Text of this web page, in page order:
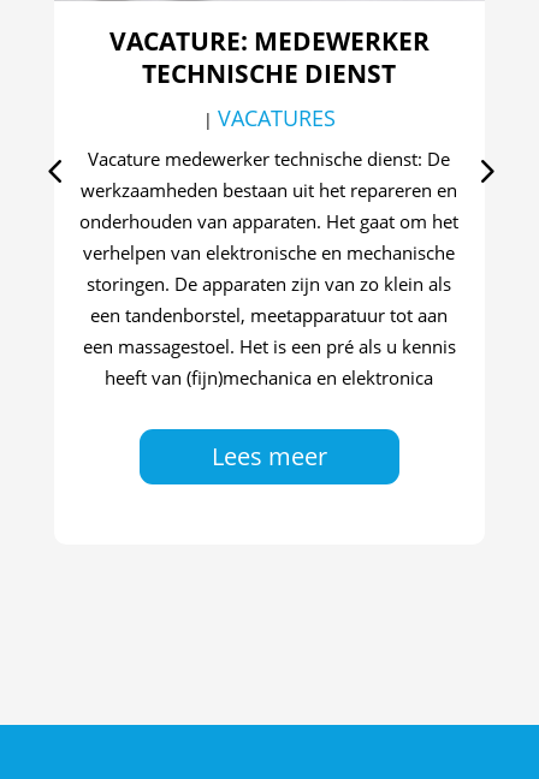
VACATURE: MEDEWERKER
TECHNISCHE DIENST
| VACATURES
Vacature medewerker technische dienst: De
werkzaamheden bestaan uit het repareren en
onderhouden van apparaten. Het gaat om het
verhelpen van elektronische en mechanische
storingen. De apparaten zijn van zo klein als
een tandenborstel, meetapparatuur tot aan
een massagestoel. Het is een pré als u kennis
heeft van (fijn)mechanica en elektronica
Lees meer